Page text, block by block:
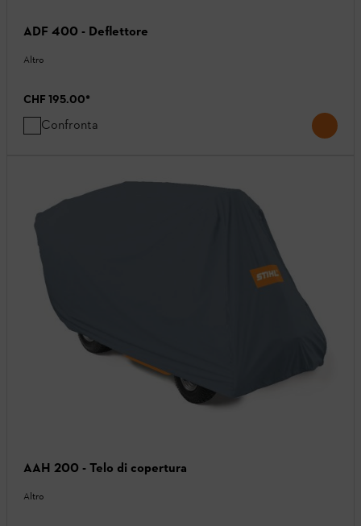
ADF 400 - Deflettore
Altro
CHF 195.00*
Confronta
AAH 200 - Telo di copertura
Altro